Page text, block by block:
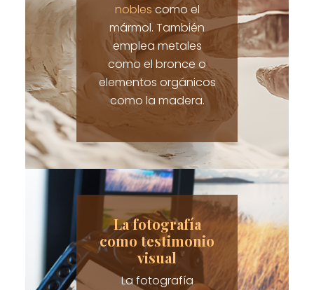
nobles como el
mármol. También
emplea metales
como el bronce o
elementos orgánicos
como la madera.
La fotografía
como testimonio
visual
La fotografía